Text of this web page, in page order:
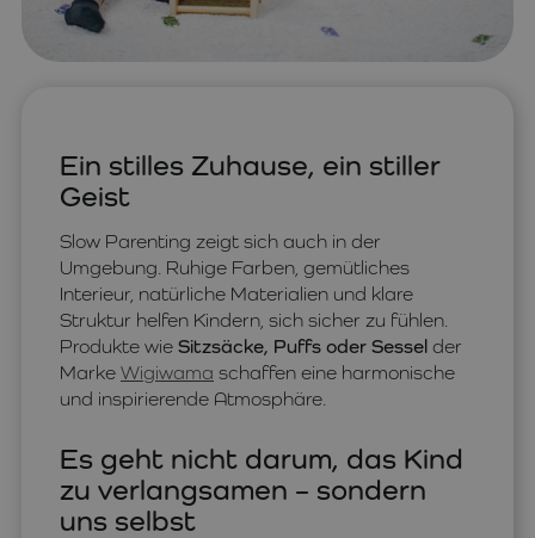
Ein stilles Zuhause, ein stiller
Geist
Slow Parenting zeigt sich auch in der
Umgebung. Ruhige Farben, gemütliches
Interieur, natürliche Materialien und klare
Struktur helfen Kindern, sich sicher zu fühlen.
Produkte wie Sitzsäcke, Puffs oder Sessel der
Marke Wigiwama schaffen eine harmonische
und inspirierende Atmosphäre.
Es geht nicht darum, das Kind
zu verlangsamen – sondern
uns selbst